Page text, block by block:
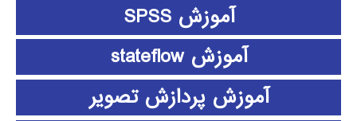
آموزش SPSS
آموزش stateflow
آموزش پردازش تصویر